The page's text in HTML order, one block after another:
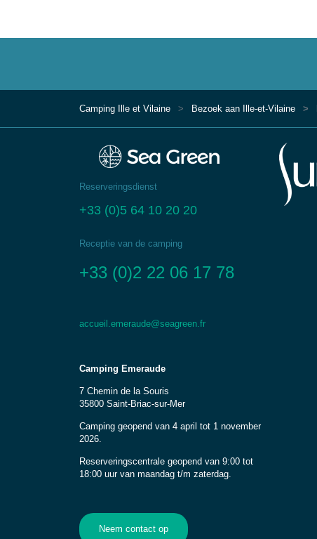
Camping Ille et Vilaine Bezoek aan Ille-et-Vilaine
Reserveringsdienst
+33 (0)5 64 10 20 20
Receptie van de camping
+33 (0)2 22 06 17 78
accueil.emeraude@seagreen.fr
Camping Emeraude
7 Chemin de la Souris
35800 Saint-Briac-sur-Mer
Camping geopend van 4 april tot 1 november
2026.
Reserveringscentrale geopend van 9:00 tot
18:00 uur van maandag t/m zaterdag.
Neem contact op